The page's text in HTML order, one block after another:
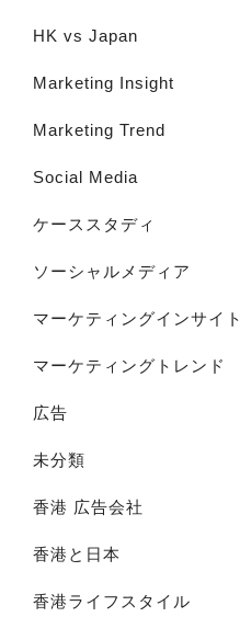
HK vs Japan
Marketing Insight
Marketing Trend
Social Media
ケーススタディ
ソーシャルメディア
マーケティングインサイト
マーケティングトレンド
広告
未分類
香港 広告会社
香港と日本
香港ライフスタイル